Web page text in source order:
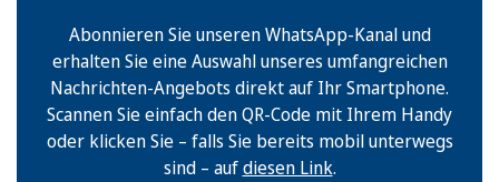
Abonnieren Sie unseren WhatsApp-Kanal und
erhalten Sie eine Auswahl unseres umfangreichen
Nachrichten-Angebots direkt auf Ihr Smartphone.
Scannen Sie einfach den QR-Code mit Ihrem Handy
oder klicken Sie – falls Sie bereits mobil unterwegs
sind – aufdiesen Link.